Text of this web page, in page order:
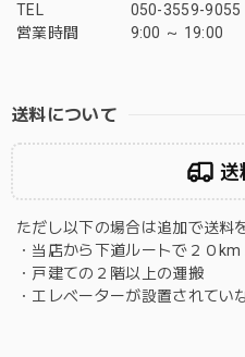
TEL
050-3559-9055
営業時間
9:00 ～ 19:00
送料について
送
ただし以下の場合は追加で送料
・当店から下道ルートで２０
・戸建ての２階以上の運搬
・エレベーターが設置されてい